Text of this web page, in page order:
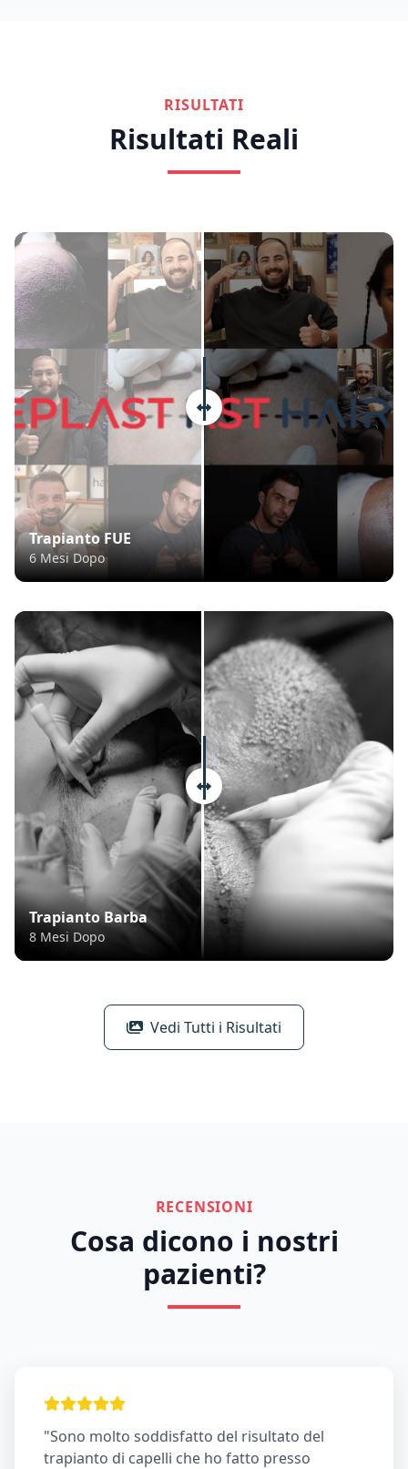
RISULTATI
Risultati Reali
Trapianto FUE
6 Mesi Dopo
Trapianto Barba
8 Mesi Dopo
Vedi Tutti i Risultati
RECENSIONI
Cosa dicono i nostri
pazienti?
"Sono molto soddisfatto del risultato del
trapianto di capelli che ho fatto presso